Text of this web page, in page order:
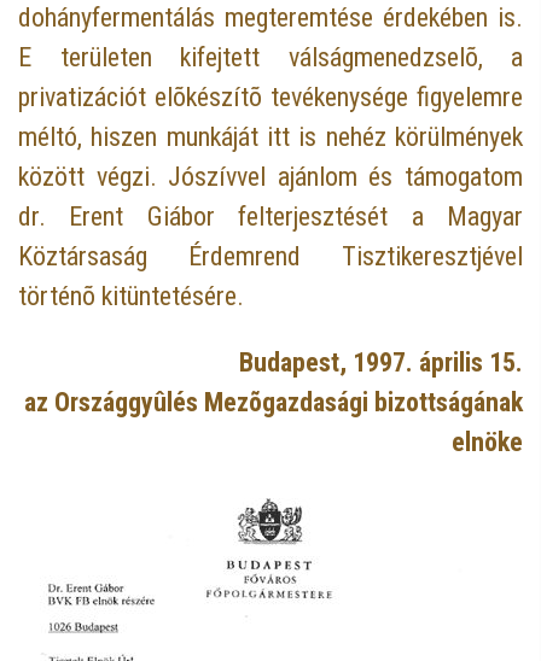
dohányfermentálás megteremtése érdekében is.
E területen kifejtett válságmenedzselõ, a
privatizációt elõkészítõ tevékenysége figyelemre
méltó, hiszen munkáját itt is nehéz körülmények
között végzi. Jószívvel ajánlom és támogatom
dr. Erent Giábor felterjesztését a Magyar
Köztársaság Érdemrend Tisztikeresztjével
történõ kitüntetésére.
Budapest, 1997. április 15.
az Országgyûlés Mezõgazdasági bizottságának
elnöke